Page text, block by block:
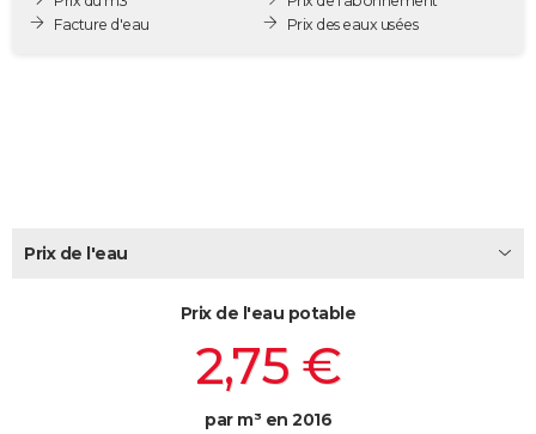
Destinations
City break
Voyage nature
Voyage de noces
Forum
Climat
PHOTO
Dictionnaire
Biographies
Citations
Expressions
Proverbes
Facture d'eau
Prix des eaux usées
Prix de l'eau
Prix de l'eau potable
2,75 €
par m³ en 2016